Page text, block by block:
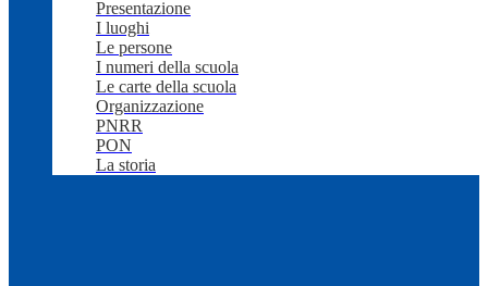
Presentazione
I luoghi
Le persone
I numeri della scuola
Le carte della scuola
Organizzazione
PNRR
PON
La storia